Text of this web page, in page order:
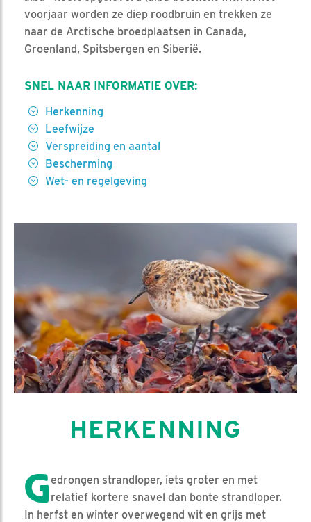
voorjaar worden ze diep roodbruin en trekken ze
naar de Arctische broedplaatsen in Canada,
Groenland, Spitsbergen en Siberië.
SNEL NAAR INFORMATIE OVER:
Herkenning
Leefwijze
Verspreiding en aantal
Bescherming
Wet- en regelgeving
HERKENNING
Gedrongen strandloper, iets groter en met
relatief kortere snavel dan bonte strandloper.
In herfst en winter overwegend wit en grijs met